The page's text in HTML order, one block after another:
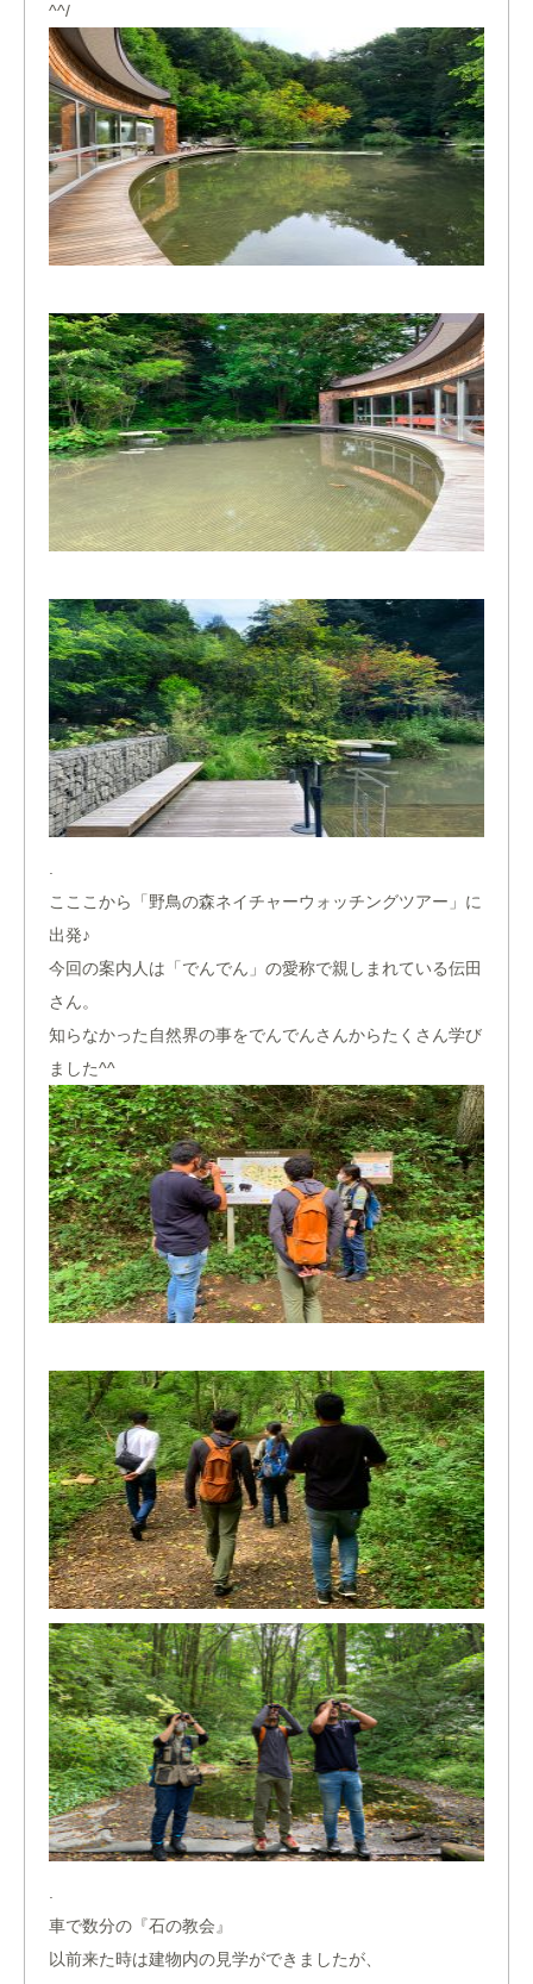
^^/
.
こここから「野鳥の森ネイチャーウォッチングツアー」に
出発♪
今回の案内人は「でんでん」の愛称で親しまれている伝田
さん。
知らなかった自然界の事をでんでんさんからたくさん学び
ました^^
.
車で数分の『石の教会』
以前来た時は建物内の見学ができましたが、